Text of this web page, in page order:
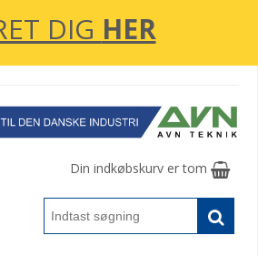
DIG HER
Din indkøbskurv er tom